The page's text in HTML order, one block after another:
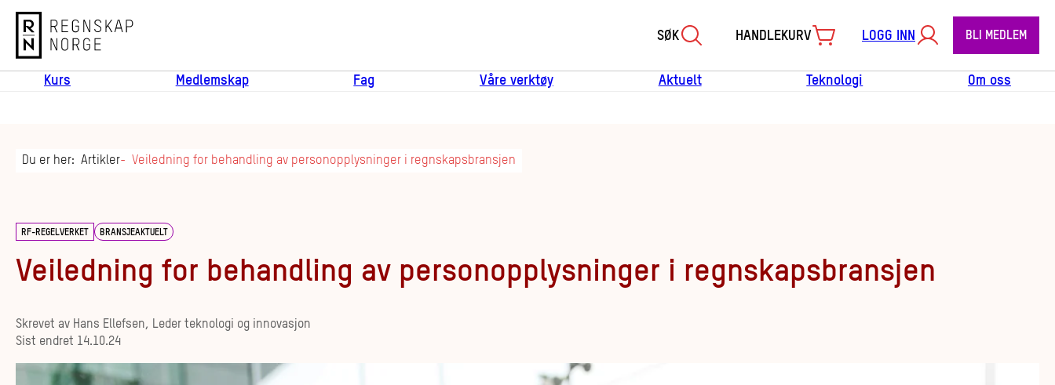
Regnskap Norge
SØK HANDLEKURV LOGG INN BLI MEDLEM
Kurs Medlemskap Fag Våre verktøy Aktuelt Teknologi Om oss
Du er her: Artikler Veiledning for behandling av personopplysninger i regnskapsbransjen
RF-REGELVERKET BRANSJEAKTUELT
Veiledning for behandling av personopplysninger i regnskapsbransjen
Skrevet av Hans Ellefsen, Leder teknologi og innovasjon
Sist endret 14.10.24